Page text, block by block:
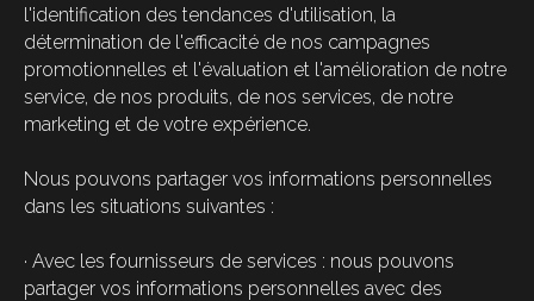
l'identification des tendances d'utilisation, la
détermination de l'efficacité de nos campagnes
promotionnelles et l'évaluation et l'amélioration de notre
service, de nos produits, de nos services, de notre
marketing et de votre expérience.
Nous pouvons partager vos informations personnelles
dans les situations suivantes :
· Avec les fournisseurs de services : nous pouvons
partager vos informations personnelles avec des